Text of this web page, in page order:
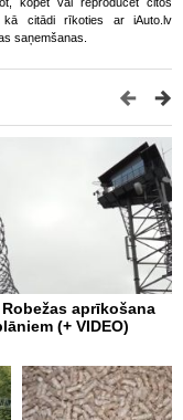
kā citādi rīkoties ar iAuto.lv
saņemšanas.
Robežas aprīkošana
(+ VIDEO)